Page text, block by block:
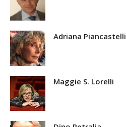
Adriana Piancastelli
Maggie S. Lorelli